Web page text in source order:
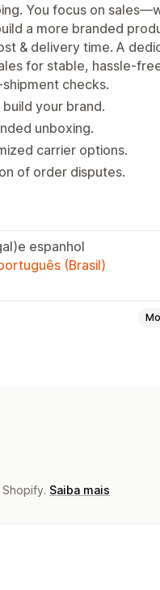
You focus on
a more branded
& delivery time. A
for stable, hassle-
checks.
your brand.
unboxing.
carrier options.
of order disputes.
espanhol
(Brasil)
Saiba mais